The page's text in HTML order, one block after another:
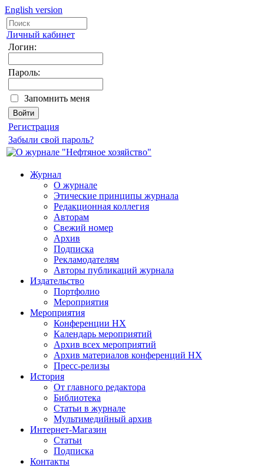
English version
Личный кабинет
Логин:
Пароль:
Запомнить меня
Регистрация
Забыли свой пароль?
Журнал
О журнале
Этические принципы журнала
Редакционная коллегия
Авторам
Свежий номер
Архив
Подписка
Рекламодателям
Авторы публикаций журнала
Издательство
Портфолио
Мероприятия
Мероприятия
Конференции НХ
Календарь мероприятий
Архив всех мероприятий
Архив материалов конференций НХ
Пресс-релизы
История
От главного редактора
Библиотека
Статьи в журнале
Мультимедийный архив
Интернет-Магазин
Статьи
Подписка
Контакты